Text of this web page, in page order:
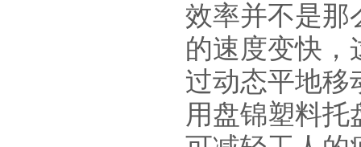
效率并不是那
的速度变快，
过动态平地移
用盘锦塑料